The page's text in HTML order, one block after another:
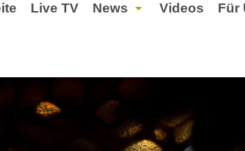
Live TV News
Landtagswahlen 2026
Lokales
Videos Für